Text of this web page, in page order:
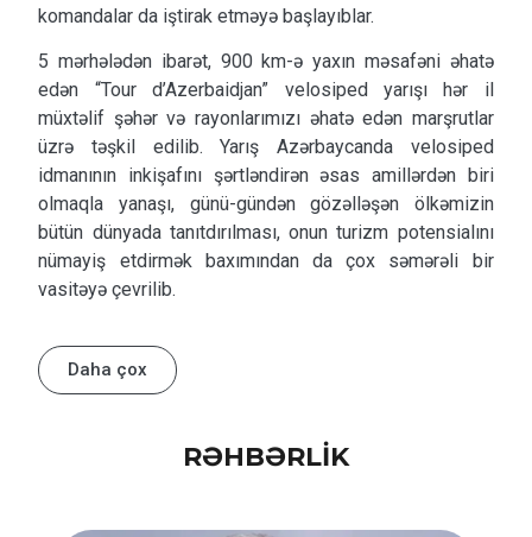
komandalar da iştirak etməyə başlayıblar.
5 mərhələdən ibarət, 900 km-ə yaxın məsafəni əhatə
edən “Tour d’Azerbaidjan” velosiped yarışı hər il
müxtəlif şəhər və rayonlarımızı əhatə edən marşrutlar
üzrə təşkil edilib. Yarış Azərbaycanda velosiped
idmanının inkişafını şərtləndirən əsas amillərdən biri
olmaqla yanaşı, günü-gündən gözəlləşən ölkəmizin
bütün dünyada tanıtdırılması, onun turizm potensialını
nümayiş etdirmək baxımından da çox səmərəli bir
vasitəyə çevrilib.
Daha çox
RƏHBƏRLİK